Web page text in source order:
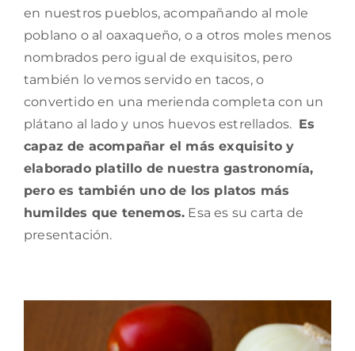
en nuestros pueblos, acompañando al mole
poblano o al oaxaqueño, o a otros moles menos
nombrados pero igual de exquisitos, pero
también lo vemos servido en tacos, o
convertido en una merienda completa con un
plátano al lado y unos huevos estrellados. Es
capaz de acompañar el más exquisito y
elaborado platillo de nuestra gastronomía,
pero es también uno de los platos más
humildes que tenemos. Esa es su carta de
presentación.